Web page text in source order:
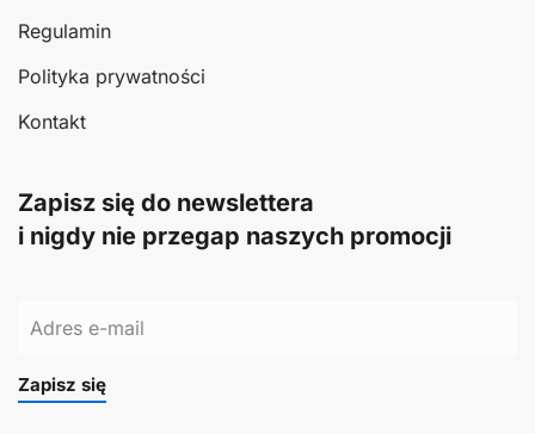
Regulamin
Polityka prywatności
Kontakt
Zapisz się do newslettera
i nigdy nie przegap naszych promocji
Zapisz się